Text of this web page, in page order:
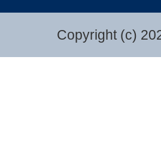
Copyright (c)